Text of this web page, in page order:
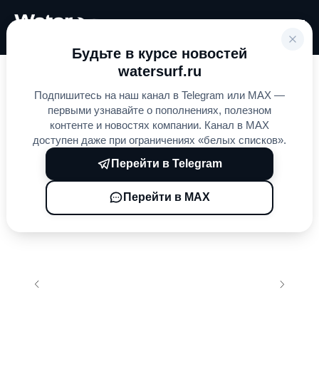
Будьте в курсе новостей
watersurf.ru
Подпишитесь на наш канал в Telegram или MAX —
первыми узнавайте о пополнениях, полезном
контенте и новостях компании. Канал в MAX
доступен даже при ограничениях «белых списков».
Перейти в Telegram
Перейти в MAX
Гидроциклы »
Sea-Doo GTI SE 170 iDF Sound System 2025